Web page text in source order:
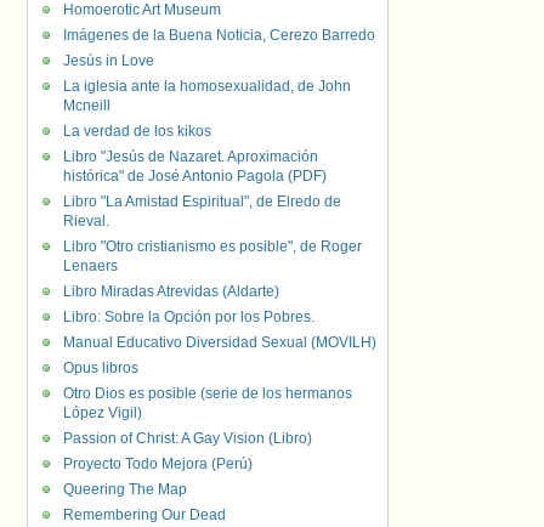
Homoerotic Art Museum
Imágenes de la Buena Noticia, Cerezo Barredo
Jesús in Love
La iglesia ante la homosexualidad, de John
Mcneill
La verdad de los kikos
Libro "Jesús de Nazaret. Aproximación
histórica" de José Antonio Pagola (PDF)
Libro "La Amistad Espiritual", de Elredo de
Rieval.
Libro "Otro cristianismo es posible", de Roger
Lenaers
Libro Miradas Atrevidas (Aldarte)
Libro: Sobre la Opción por los Pobres.
Manual Educativo Diversidad Sexual (MOVILH)
Opus libros
Otro Dios es posible (serie de los hermanos
López Vigil)
Passion of Christ: A Gay Vision (Libro)
Proyecto Todo Mejora (Perú)
Queering The Map
Remembering Our Dead